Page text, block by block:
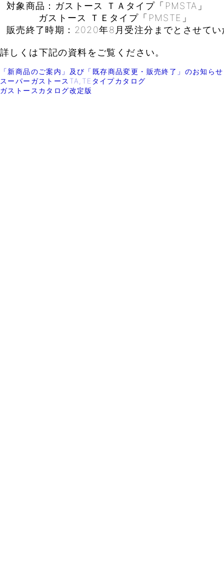
対象商品：ガストース ＴＡタイプ「PMSTA」
ガストース ＴＥタイプ「PMSTE」
販売終了時期：2020年8月受注分までとさせてい
詳しくは下記の資料をご覧ください。
「新商品のご案内」及び「既存商品変更・販売終了」のお知らせ
スーパーガストースTA,TEタイプカタログ
ガストースカタログ改定版